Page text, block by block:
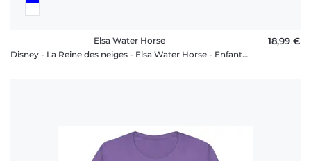
Elsa Water Horse
Disney - La Reine des neiges - Elsa Water Horse - Enfant T-shirt
18,99 €